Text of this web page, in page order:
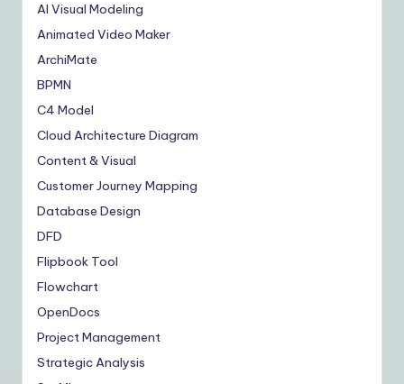
AI Visual Modeling
Animated Video Maker
ArchiMate
BPMN
C4 Model
Cloud Architecture Diagram
Content & Visual
Customer Journey Mapping
Database Design
DFD
Flipbook Tool
Flowchart
OpenDocs
Project Management
Strategic Analysis